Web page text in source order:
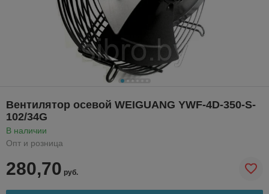
Вентилятор осевой WEIGUANG YWF-4D-350-S-
102/34G
В наличии
Опт и розница
280,70 руб.